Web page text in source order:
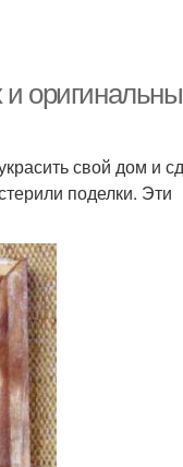
свой дом и
поделки. Эти